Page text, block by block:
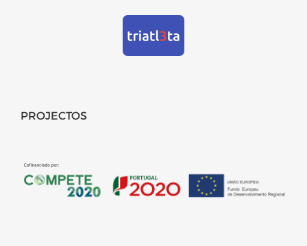
PROJECTOS